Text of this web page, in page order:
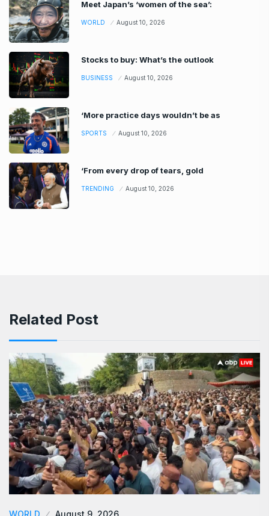
Meet Japan’s ‘women of the sea’:
WORLD August 10, 2026
Stocks to buy: What’s the outlook
BUSINESS August 10, 2026
‘More practice days wouldn’t be as
SPORTS August 10, 2026
‘From every drop of tears, gold
TRENDING August 10, 2026
Related Post